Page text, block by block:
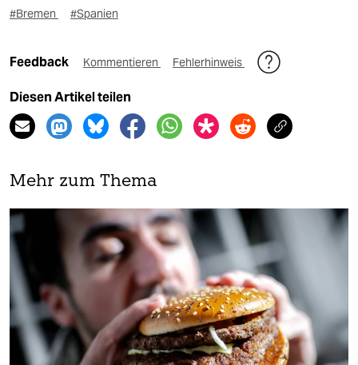
#Bremen
#Spanien
Feedback Kommentieren Fehlerhinweis
Diesen Artikel teilen
Mehr zum Thema